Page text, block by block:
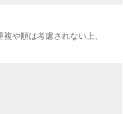
や順は考慮されない上、